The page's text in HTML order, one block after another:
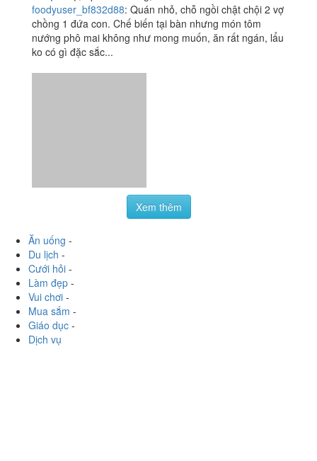
3.4/ 5Tôm Hùm Quán
2 Biệt Thự, Tp. Nha Trang, Khánh Hoà
foodyuser_bf832d88:Quán nhỏ, chỗ ngồi chật chội 2 vợ
Ăn uống
Du lịch-
Cưới hỏi-
Làm đẹp